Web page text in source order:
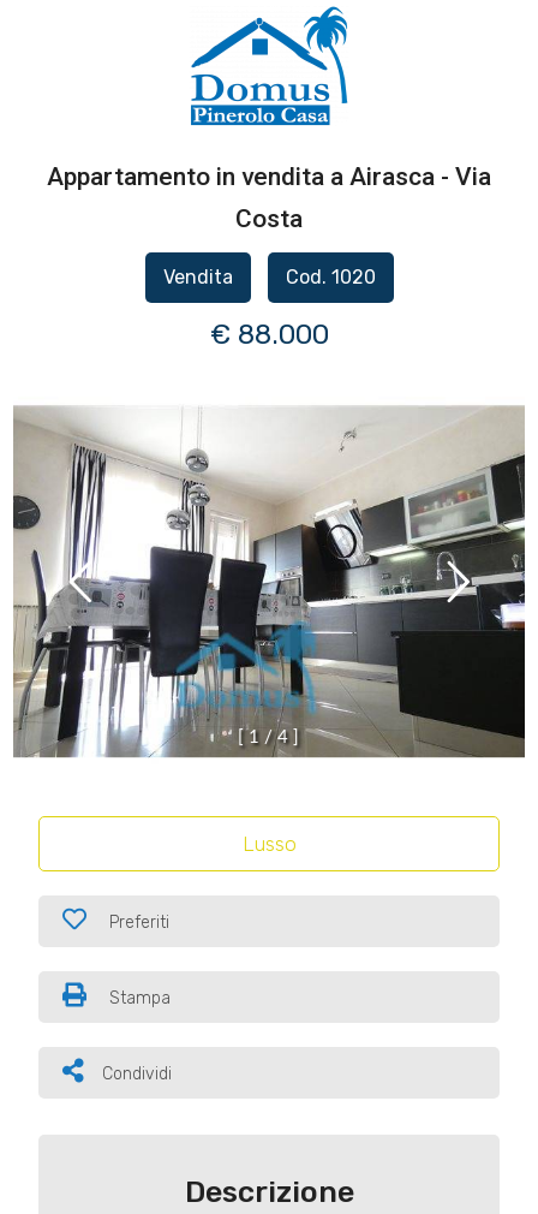
Appartamento in vendita a Airasca - Via
Costa
Vendita Cod. 1020
€ 88.000
1 / 4
Lusso
Preferiti
Stampa
Condividi
Descrizione